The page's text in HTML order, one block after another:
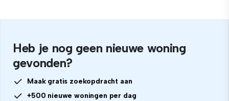
Heb je nog geen nieuwe woning
gevonden?
Maak gratis zoekopdracht aan
+500 nieuwe woningen per dag